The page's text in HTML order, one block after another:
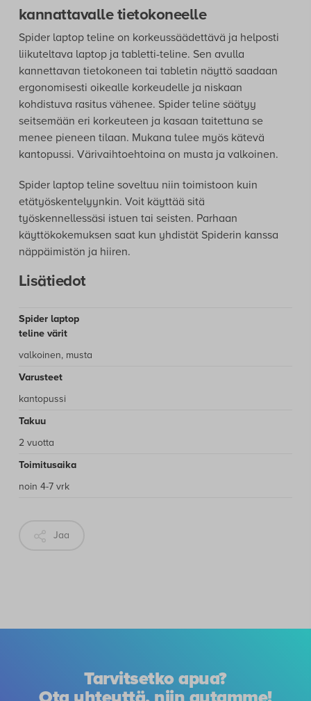
kannattavalle tietokoneelle
Spider laptop teline on korkeussäädettävä ja helposti
liikuteltava laptop ja tabletti-teline. Sen avulla
kannettavan tietokoneen tai tabletin näyttö saadaan
ergonomisesti oikealle korkeudelle ja niskaan
kohdistuva rasitus vähenee. Spider teline säätyy
seitsemään eri korkeuteen ja kasaan taitettuna se
menee pieneen tilaan. Mukana tulee myös kätevä
kantopussi. Värivaihtoehtoina on musta ja valkoinen.
Spider laptop teline soveltuu niin toimistoon kuin
etätyöskentelyynkin. Voit käyttää sitä
työskennellessäsi istuen tai seisten. Parhaan
käyttökokemuksen saat kun yhdistät Spiderin kanssa
näppäimistön ja hiiren.
Lisätiedot
Spider laptop
teline värit
valkoinen, musta
Varusteet
kantopussi
Takuu
2 vuotta
Toimitusaika
noin 4-7 vrk
Jaa
Tarvitsetko apua?